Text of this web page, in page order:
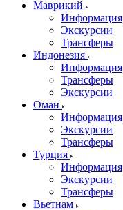
Маврикий
Информация
Экскурсии
Трансферы
Индонезия
Информация
Трансферы
Экскурсии
Оман
Информация
Экскурсии
Трансферы
Турция
Информация
Экскурсии
Трансферы
Вьетнам